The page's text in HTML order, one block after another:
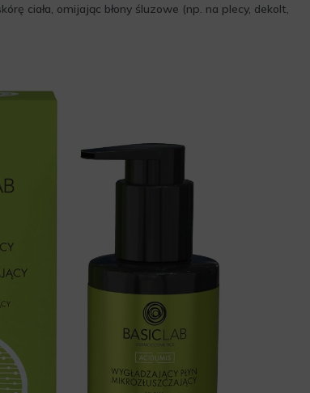
ciała, omijając błony śluzowe (np. na plecy, dekolt,